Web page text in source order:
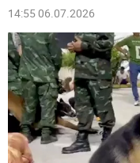
14:55 06.07.2026